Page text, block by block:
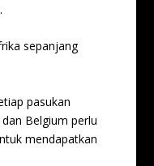
sepanjang
pasukan
Belgium perlu
mendapatkan